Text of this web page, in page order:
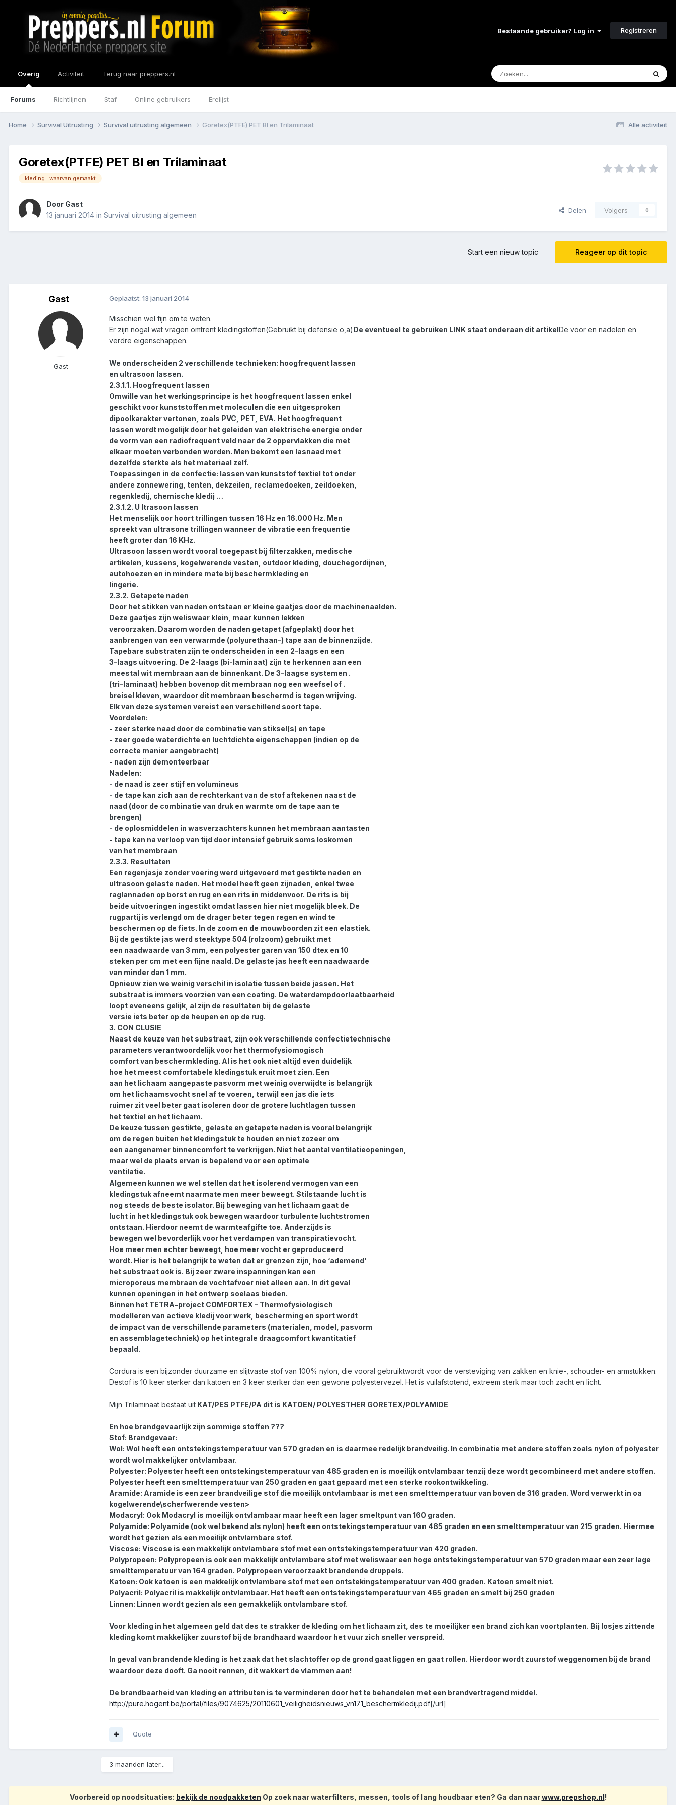
Bestaande gebruiker? Log in Registreren
Overig
Forums Richtlijnen Staf Online gebruikers Erelijst
Activiteit Terug naar preppers.nl
Alle activiteit
Home Survival Uitrusting Survival uitrusting algemeen Goretex(PTFE) PET BI en Trilaminaat
Goretex(PTFE) PET BI en Trilaminaat
kleding l waarvan gemaakt
Door Gast
13 januari 2014 in Survival uitrusting algemeen
Delen Volgers 0
Reageer op dit topic
Start een nieuw topic
Gast
Gast
Geplaatst: 13 januari 2014
Misschien wel fijn om te weten.
Er zijn nogal wat vragen omtrent kledingstoffen(Gebruikt bij defensie o,a)De eventueel te gebruiken LINK staat onderaan dit artikelDe voor en nadelen en
verdre eigenschappen.
We onderscheiden 2 verschillende technieken: hoogfrequent lassen
en ultrasoon lassen.
2.3.1.1. Hoogfrequent lassen
Omwille van het werkingsprincipe is het hoogfrequent lassen enkel
geschikt voor kunststoffen met moleculen die een uitgesproken
dipoolkarakter vertonen, zoals PVC, PET, EVA. Het hoogfrequent
lassen wordt mogelijk door het geleiden van elektrische energie onder
de vorm van een radiofrequent veld naar de 2 oppervlakken die met
elkaar moeten verbonden worden. Men bekomt een lasnaad met
dezelfde sterkte als het materiaal zelf.
Toepassingen in de confectie: lassen van kunststof textiel tot onder
andere zonnewering, tenten, dekzeilen, reclamedoeken, zeildoeken,
regenkledij, chemische kledij …
2.3.1.2. U ltrasoon lassen
Het menselijk oor hoort trillingen tussen 16 Hz en 16.000 Hz. Men
spreekt van ultrasone trillingen wanneer de vibratie een frequentie
heeft groter dan 16 KHz.
Ultrasoon lassen wordt vooral toegepast bij filterzakken, medische
artikelen, kussens, kogelwerende vesten, outdoor kleding, douchegordijnen,
autohoezen en in mindere mate bij beschermkleding en
lingerie.
2.3.2. Getapete naden
Door het stikken van naden ontstaan er kleine gaatjes door de machinenaalden.
Deze gaatjes zijn weliswaar klein, maar kunnen lekken
veroorzaken. Daarom worden de naden getapet (afgeplakt) door het
aanbrengen van een verwarmde (polyurethaan-) tape aan de binnenzijde.
Tapebare substraten zijn te onderscheiden in een 2-laags en een
3-laags uitvoering. De 2-laags (bi-laminaat) zijn te herkennen aan een
meestal wit membraan aan de binnenkant. De 3-laagse systemen .
(tri-laminaat) hebben bovenop dit membraan nog een weefsel of .
breisel kleven, waardoor dit membraan beschermd is tegen wrijving.
Elk van deze systemen vereist een verschillend soort tape.
Voordelen:
- zeer sterke naad door de combinatie van stiksel(s) en tape
- zeer goede waterdichte en luchtdichte eigenschappen (indien op de
correcte manier aangebracht)
- naden zijn demonteerbaar
Nadelen:
- de naad is zeer stijf en volumineus
- de tape kan zich aan de rechterkant van de stof aftekenen naast de
naad (door de combinatie van druk en warmte om de tape aan te
brengen)
- de oplosmiddelen in wasverzachters kunnen het membraan aantasten
- tape kan na verloop van tijd door intensief gebruik soms loskomen
van het membraan
2.3.3. Resultaten
Een regenjasje zonder voering werd uitgevoerd met gestikte naden en
ultrasoon gelaste naden. Het model heeft geen zijnaden, enkel twee
raglannaden op borst en rug en een rits in middenvoor. De rits is bij
beide uitvoeringen ingestikt omdat lassen hier niet mogelijk bleek. De
rugpartij is verlengd om de drager beter tegen regen en wind te
beschermen op de fiets. In de zoom en de mouwboorden zit een elastiek.
Bij de gestikte jas werd steektype 504 (rolzoom) gebruikt met
een naadwaarde van 3 mm, een polyester garen van 150 dtex en 10
steken per cm met een fijne naald. De gelaste jas heeft een naadwaarde
van minder dan 1 mm.
Opnieuw zien we weinig verschil in isolatie tussen beide jassen. Het
substraat is immers voorzien van een coating. De waterdampdoorlaatbaarheid
loopt eveneens gelijk, al zijn de resultaten bij de gelaste
versie iets beter op de heupen en op de rug.
3. CON CLUSIE
Naast de keuze van het substraat, zijn ook verschillende confectietechnische
parameters verantwoordelijk voor het thermofysiomogisch
comfort van beschermkleding. Al is het ook niet altijd even duidelijk
hoe het meest comfortabele kledingstuk eruit moet zien. Een
aan het lichaam aangepaste pasvorm met weinig overwijdte is belangrijk
om het lichaamsvocht snel af te voeren, terwijl een jas die iets
ruimer zit veel beter gaat isoleren door de grotere luchtlagen tussen
het textiel en het lichaam.
De keuze tussen gestikte, gelaste en getapete naden is vooral belangrijk
om de regen buiten het kledingstuk te houden en niet zozeer om
een aangenamer binnencomfort te verkrijgen. Niet het aantal ventilatieopeningen,
maar wel de plaats ervan is bepalend voor een optimale
ventilatie.
Algemeen kunnen we wel stellen dat het isolerend vermogen van een
kledingstuk afneemt naarmate men meer beweegt. Stilstaande lucht is
nog steeds de beste isolator. Bij beweging van het lichaam gaat de
lucht in het kledingstuk ook bewegen waardoor turbulente luchtstromen
ontstaan. Hierdoor neemt de warmteafgifte toe. Anderzijds is
bewegen wel bevorderlijk voor het verdampen van transpiratievocht.
Hoe meer men echter beweegt, hoe meer vocht er geproduceerd
wordt. Hier is het belangrijk te weten dat er grenzen zijn, hoe ‘ademend’
het substraat ook is. Bij zeer zware inspanningen kan een
microporeus membraan de vochtafvoer niet alleen aan. In dit geval
kunnen openingen in het ontwerp soelaas bieden.
Binnen het TETRA-project COMFORTEX – Thermofysiologisch
modelleren van actieve kledij voor werk, bescherming en sport wordt
de impact van de verschillende parameters (materialen, model, pasvorm
en assemblagetechniek) op het integrale draagcomfort kwantitatief
bepaald.
Cordura is een bijzonder duurzame en slijtvaste stof van 100% nylon, die vooral gebruiktwordt voor de versteviging van zakken en knie-, schouder- en armstukken.
Destof is 10 keer sterker dan katoen en 3 keer sterker dan een gewone polyestervezel. Het is vuilafstotend, extreem sterk maar toch zacht en licht.
Mijn Trilaminaat bestaat uit KAT/PES PTFE/PA dit is KATOEN/ POLYESTHER GORETEX/POLYAMIDE
En hoe brandgevaarlijk zijn sommige stoffen ???
Stof: Brandgevaar:
Wol: Wol heeft een ontstekingstemperatuur van 570 graden en is daarmee redelijk brandveilig. In combinatie met andere stoffen zoals nylon of polyester
wordt wol makkelijker ontvlambaar.
Polyester: Polyester heeft een ontstekingstemperatuur van 485 graden en is moeilijk ontvlambaar tenzij deze wordt gecombineerd met andere stoffen.
Polyester heeft een smelttemperatuur van 250 graden en gaat gepaard met een sterke rookontwikkeling.
Aramide: Aramide is een zeer brandveilige stof die moeilijk ontvlambaar is met een smelttemperatuur van boven de 316 graden. Word verwerkt in oa
kogelwerende\scherfwerende vesten>
Modacryl: Ook Modacryl is moeilijk ontvlambaar maar heeft een lager smeltpunt van 160 graden.
Polyamide: Polyamide (ook wel bekend als nylon) heeft een ontstekingstemperatuur van 485 graden en een smelttemperatuur van 215 graden. Hiermee
wordt het gezien als een moeilijk ontvlambare stof.
Viscose: Viscose is een makkelijk ontvlambare stof met een ontstekingstemperatuur van 420 graden.
Polypropeen: Polypropeen is ook een makkelijk ontvlambare stof met weliswaar een hoge ontstekingstemperatuur van 570 graden maar een zeer lage
smelttemperatuur van 164 graden. Polypropeen veroorzaakt brandende druppels.
Katoen: Ook katoen is een makkelijk ontvlambare stof met een ontstekingstemperatuur van 400 graden. Katoen smelt niet.
Polyacril: Polyacril is makkelijk ontvlambaar. Het heeft een ontstekingstemperatuur van 465 graden en smelt bij 250 graden
Linnen: Linnen wordt gezien als een gemakkelijk ontvlambare stof.
Voor kleding in het algemeen geld dat des te strakker de kleding om het lichaam zit, des te moeilijker een brand zich kan voortplanten. Bij losjes zittende
kleding komt makkelijker zuurstof bij de brandhaard waardoor het vuur zich sneller verspreid.
In geval van brandende kleding is het zaak dat het slachtoffer op de grond gaat liggen en gaat rollen. Hierdoor wordt zuurstof weggenomen bij de brand
waardoor deze dooft. Ga nooit rennen, dit wakkert de vlammen aan!
De brandbaarheid van kleding en attributen is te verminderen door het te behandelen met een brandvertragend middel.
http://pure.hogent.be/portal/files/9074625/20110601_veiligheidsnieuws_vn171_beschermkledij.pdf[/url]
Quote
3 maanden later...
Voorbereid op noodsituaties: bekijk de noodpakketen Op zoek naar waterfilters, messen, tools of lang houdbaar eten? Ga dan naarwww.prepshop.nl!